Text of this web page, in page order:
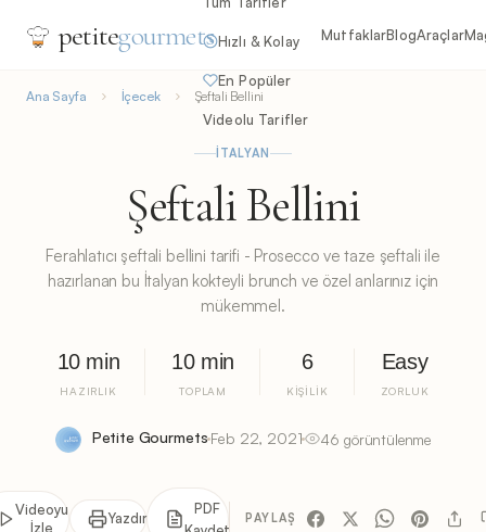
petitegourmets Hızlı & Kolay
En Popüler
Videolu Tarifler
MutfaklarBlogAraçlar
Ana Sayfa İçecek Şeftali Bellini
İTALYAN
Şeftali Bellini
Ferahlatıcı şeftali bellini tarifi - Prosecco ve taze şeftali ile
hazırlanan bu İtalyan kokteyli brunch ve özel anlarınız için
mükemmel.
10 min
HAZIRLIK
10 min
TOPLAM
6
KIŞILIK
Easy
ZORLUK
Petite Gourmets Feb 22, 2021 46 görüntülenme
Videoyu
İzle
Yazdır
PDF
PAYLAŞ